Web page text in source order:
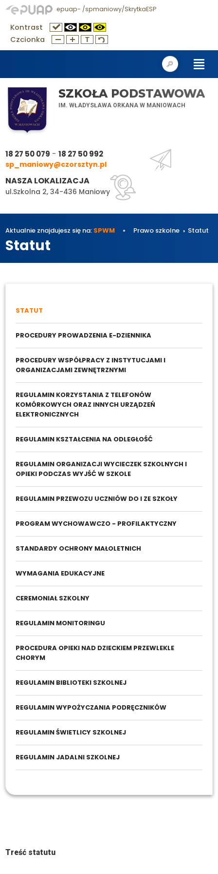
epuap- /spmaniowy/SkrytkaESP
Kontrast
Czcionka
SZKOŁA PODSTAWOWA
IM. WŁADYSŁAWA ORKANA W MANIOWACH
18 27 50 079 -18 27 50 992
sp_maniowy@czorsztyn.pl
NASZA LOKALIZACJA
ul.Szkolna 2, 34-436 Maniowy
Aktualnie znajdujesz się na: SPWM Prawo szkolne Statut
Statut
STATUT
PROCEDURY PROWADZENIA E-DZIENNIKA
PROCEDURY WSPÓŁPRACY Z INSTYTUCJAMI I
ORGANIZACJAMI ZEWNĘTRZNYMI
REGULAMIN KORZYSTANIA Z TELEFONÓW
KOMÓRKOWYCH ORAZ INNYCH URZĄDZEŃ
ELEKTRONICZNYCH
REGULAMIN KSZTAŁCENIA NA ODLEGŁOŚĆ
REGULAMIN ORGANIZACJI WYCIECZEK SZKOLNYCH I
OPIEKI PODCZAS WYJŚĆ W SZKOLE
REGULAMIN PRZEWOZU UCZNIÓW DO I ZE SZKOŁY
PROGRAM WYCHOWAWCZO - PROFILAKTYCZNY
STANDARDY OCHRONY MAŁOLETNICH
WYMAGANIA EDUKACYJNE
CEREMONIAŁ SZKOLNY
REGULAMIN MONITORINGU
PROCEDURA OPIEKI NAD DZIECKIEM PRZEWLEKLE
CHORYM
REGULAMIN BIBLIOTEKI SZKOLNEJ
REGULAMIN WYPOŻYCZANIA PODRĘCZNIKÓW
REGULAMIN ŚWIETLICY SZKOLNEJ
REGULAMIN JADALNI SZKOLNEJ
Treść statutu